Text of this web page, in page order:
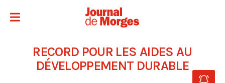
RECORD POUR LES AIDES AU
DÉVELOPPEMENT DURABLE